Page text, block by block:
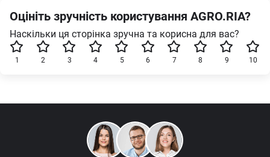
Оцініть зручність користування AGRO.RIA?
Наскільки ця сторінка зручна та корисна для вас?
10
9
8
7
6
5
4
3
2
1